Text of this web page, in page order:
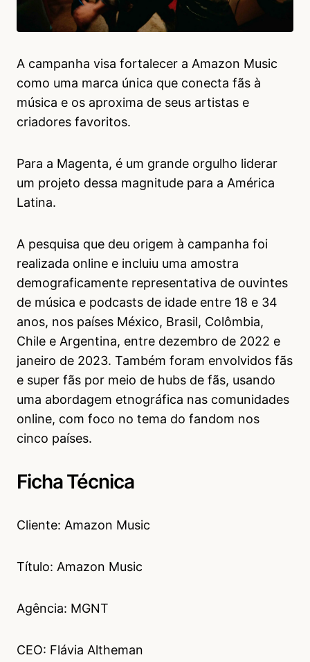
A campanha visa fortalecer a Amazon Music
como uma marca única que conecta fãs à
música e os aproxima de seus artistas e
criadores favoritos.
Para a Magenta, é um grande orgulho liderar
um projeto dessa magnitude para a América
Latina.
A pesquisa que deu origem à campanha foi
realizada online e incluiu uma amostra
demograficamente representativa de ouvintes
de música e podcasts de idade entre 18 e 34
anos, nos países México, Brasil, Colômbia,
Chile e Argentina, entre dezembro de 2022 e
janeiro de 2023. Também foram envolvidos fãs
e super fãs por meio de hubs de fãs, usando
uma abordagem etnográfica nas comunidades
online, com foco no tema do fandom nos
cinco países.
Ficha Técnica
Cliente: Amazon Music
Título: Amazon Music
Agência: MGNT
CEO: Flávia Altheman